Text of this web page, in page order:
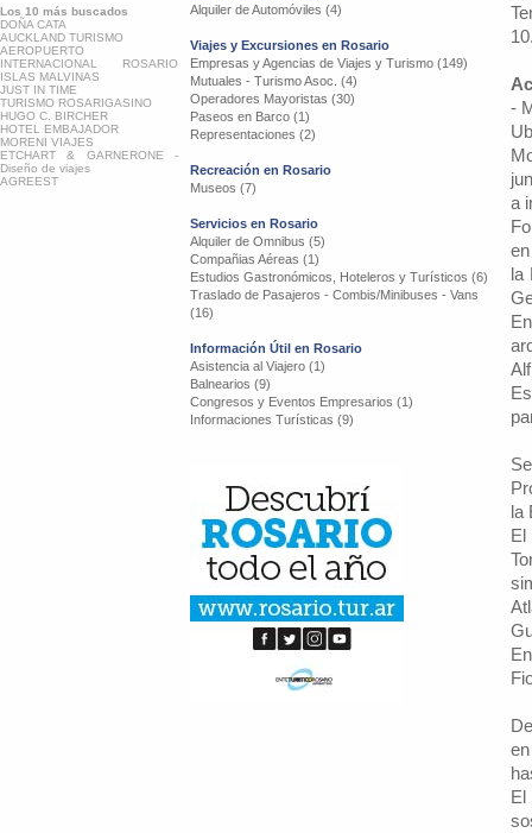
Los 10 más buscados
DOÑA CATA
AUCKLAND TURISMO
AEROPUERTO
INTERNACIONAL ROSARIO
ISLAS MALVINAS
JUST IN TIME
TURISMO ROSARIGASINO
HUGO C. BIRCHER
HOTEL EMBAJADOR
MORENI VIAJES
ETCHART & GARNERONE -
Diseño de viajes
AGREEST
Alquiler de Automóviles (4)
Viajes y Excursiones en Rosario
Empresas y Agencias de Viajes y Turismo (149)
Mutuales - Turismo Asoc. (4)
Operadores Mayoristas (30)
Paseos en Barco (1)
Representaciones (2)
Recreación en Rosario
Museos (7)
Servicios en Rosario
Alquiler de Omnibus (5)
Compañias Aéreas (1)
Estudios Gastronómicos, Hoteleros y Turísticos (6)
Traslado de Pasajeros - Combis/Minibuses - Vans
(16)
Información Útil en Rosario
Asistencia al Viajero (1)
Balnearios (9)
Congresos y Eventos Empresarios (1)
Informaciones Turísticas (9)
-
a
la
la
El
El